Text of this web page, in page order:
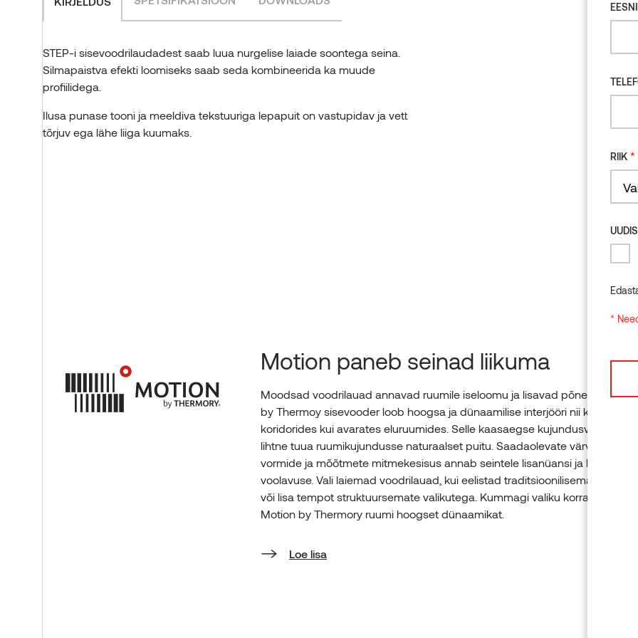
STEP-i sisevoodrilaudadest saab luua nurgelise laiade soontega seina.
Silmapaistva efekti loomiseks saab seda kombineerida ka muude
profiilidega.
Ilusa punase tooni ja meeldiva tekstuuriga lepapuit on vastupidav ja vett
tõrjuv ega lähe liiga kuumaks.
Motion paneb seinad liikuma
Moodsad voodrilauad annavad ruumile iseloomu ja lisavad põnevust.
by Thermoy sisevooder loob hoogsa ja dünaamilise interjööri nii kitsastes
koridorides kui avarates eluruumides. Selle kaasaegse kujundusvõttega on
lihtne tuua ruumikujundusse naturaalset puitu. Saadaolevate värvitoonide,
vormide ja mõõtmete mitmekesisus annab seintele lisanüansi ja kauni
voolavuse. Vali laiemad voodrilauad, kui eelistad traditsioonilisemat välimust,
või lisa tempot struktuursemate valikutega. Kummagi valiku korral toob
Motion by Thermory ruumi hoogset dünaamikat.
Loe lisa
RIIK *
*